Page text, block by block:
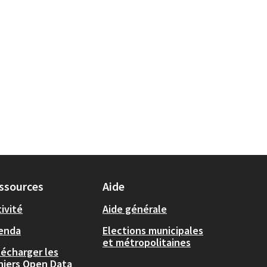
les
Open Data
Aide
Aide générale
Elections municipales
et métropolitaines